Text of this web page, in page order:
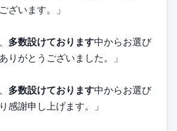
ざいます。」
多数設けております中からお選び
りがとうございました。」
多数設けております中からお選び
感謝申し上げます。」